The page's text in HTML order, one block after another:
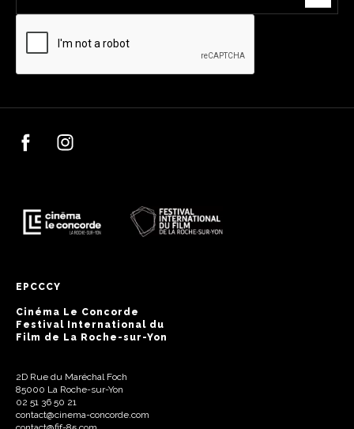
EPCCCY
Cinéma Le Concorde
Festival International du
Film de La Roche-sur-Yon
2D Rue du Maréchal Foch
85000 La Roche-sur-Yon
02 51 36 50 21
contact@cinema-concorde.com